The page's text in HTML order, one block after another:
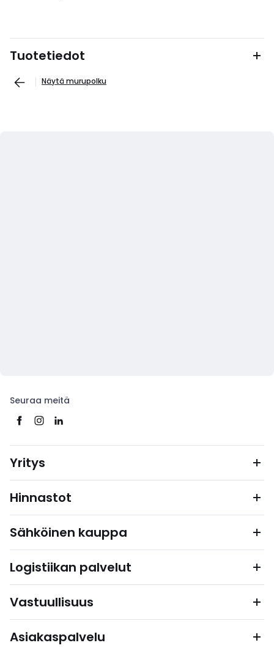
Tuotetiedot
Näytä murupolku
Seuraa meitä
Yritys
Hinnastot
Sähköinen kauppa
Logistiikan palvelut
Vastuullisuus
Asiakaspalvelu